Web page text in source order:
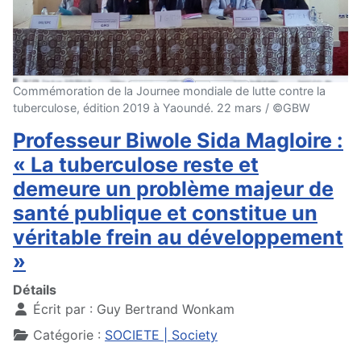
Commémoration de la Journee mondiale de lutte contre la
tuberculose, édition 2019 à Yaoundé. 22 mars / ©GBW
Professeur Biwole Sida Magloire :
« La tuberculose reste et
demeure un problème majeur de
santé publique et constitue un
véritable frein au développement
»
Détails
Écrit par : Guy Bertrand Wonkam
Catégorie : SOCIETE | Society